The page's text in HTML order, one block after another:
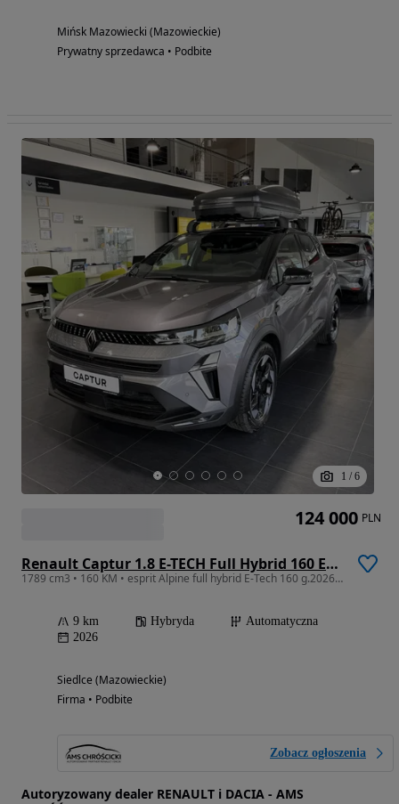
Mińsk Mazowiecki (Mazowieckie)
Prywatny sprzedawca • Podbite
1 / 6
Renault Captur 1.8 E-TECH Full Hybrid 160 Esprit Alpine
1789 cm3 • 160 KM • esprit Alpine full hybrid E-Tech 160 g.2026, dostępny od ręki
9 km Hybryda
Automatyczna
2026
Siedlce (Mazowieckie)
Firma • Podbite
Zobacz ogłoszenia
Autoryzowany dealer RENAULT i DACIA - AMS
124 000 PLN